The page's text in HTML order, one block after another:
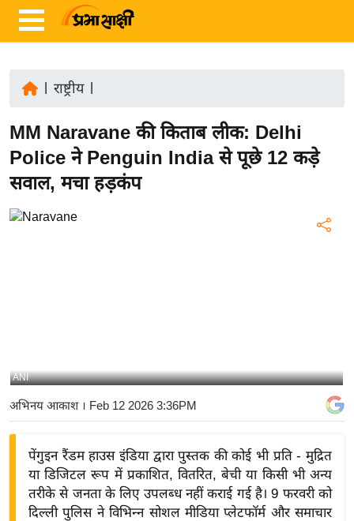
ज़ा
ख
र
रा
य
बि
ज़
द्यो
राष्ट्रीय|
MM Naravane की किताब लीक: Delhi
Police ने Penguin India से पूछे 12 कड़े
सवाल, मचा हड़कंप
ANI
अभिनय आकाश। Feb 12 2026 3:36PM
पेंगुइन रैंडम हाउस इंडिया द्वारा पुस्तक की कोई भी प्रति - मुद्रित
या डिजिटल रूप में प्रकाशित, वितरित, बेची या किसी भी अन्य
तरीके से जनता के लिए उपलब्ध नहीं कराई गई है। 9 फरवरी को
दिल्ली पुलिस ने विभिन्न सोशल मीडिया प्लेटफॉर्म और समाचार